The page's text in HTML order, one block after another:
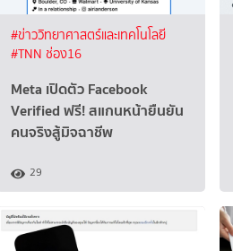
#ข่าววิทยาศาสตร์และเทคโนโลยี
#TNN ช่อง16
Meta เปิดตัว Facebook
Verified ฟรี! สแกนหน้ายืนยัน
คนจริงสู้มิจฉาชีพ
29